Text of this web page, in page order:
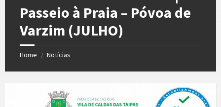
Passeio à Praia – Póvoa de
Varzim (JULHO)
Home / Notícias